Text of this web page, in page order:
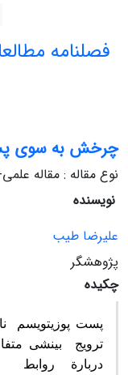
فصلنامه
چرخش‌ به‌ سوی‌
نوع مقاله : مقاله
نویسنده
علیرضا طیب‌
پژوهشگر
چکیده
پست‌ پوزیتویسم‌
ترویج‌ بینشی‌
دربارة‌